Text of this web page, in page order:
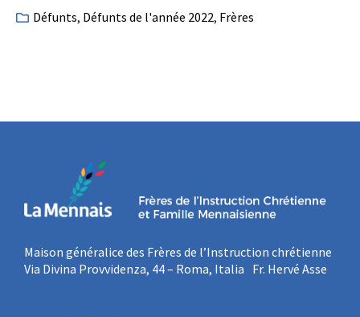
Défunts, Défunts de l'année 2022, Frères
Maison généralice des Frères de l’Instruction chrétienne
Via Divina Provvidenza, 44 – Roma, Italia Fr. Hervé Asse